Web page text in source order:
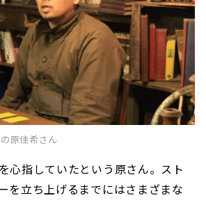
原佳希さん
心指していたという原さん。スト
を立ち上げるまでにはさまざまな